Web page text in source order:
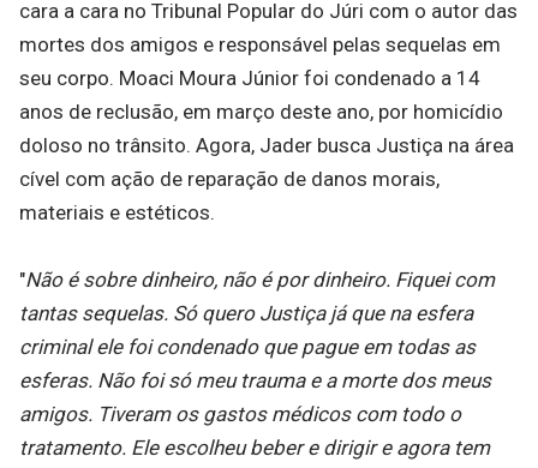
cara a cara no Tribunal Popular do Júri com o autor das
mortes dos amigos e responsável pelas sequelas em
seu corpo. Moaci Moura Júnior foi condenado a 14
anos de reclusão, em março deste ano, por homicídio
doloso no trânsito. Agora, Jader busca Justiça na área
cível com ação de reparação de danos morais,
materiais e estéticos.
"Não é sobre dinheiro, não é por dinheiro. Fiquei com
tantas sequelas. Só quero Justiça já que na esfera
criminal ele foi condenado que pague em todas as
esferas. Não foi só meu trauma e a morte dos meus
amigos. Tiveram os gastos médicos com todo o
tratamento. Ele escolheu beber e dirigir e agora tem